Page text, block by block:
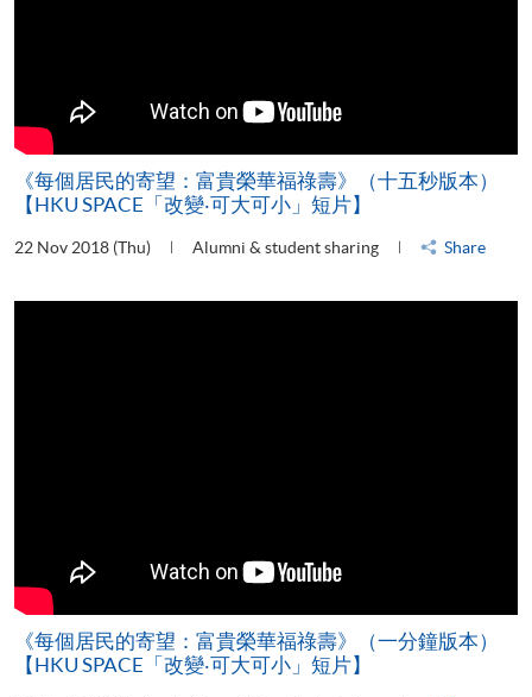
《每個居民的寄望：富貴榮華福祿壽》（十五秒版本）
【HKU SPACE「改變‧可大可小」短片】
22 Nov 2018 (Thu) Alumni & student sharing Share
《每個居民的寄望：富貴榮華福祿壽》（一分鐘版本）
【HKU SPACE「改變‧可大可小」短片】